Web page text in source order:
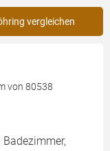
vergleichen
von 80538
Badezimmer,